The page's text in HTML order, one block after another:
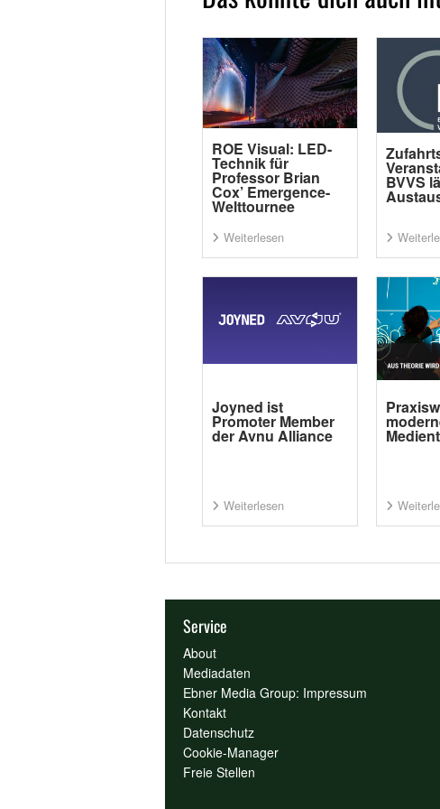
ROE Visual: LED-
Technik für
Professor Brian
Cox’ Emergence-
Welttournee
Weiterlesen
BVVS
Joyned ist
Promoter Member
der Avnu Alliance
Weiterlesen
Service
About
Mediadaten
Ebner Media Group: Impressum
Kontakt
Datenschutz
Cookie-Manager
Freie Stellen